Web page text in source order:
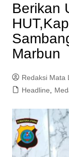
Berikan
Marbun
Redaksi Mata
Headline